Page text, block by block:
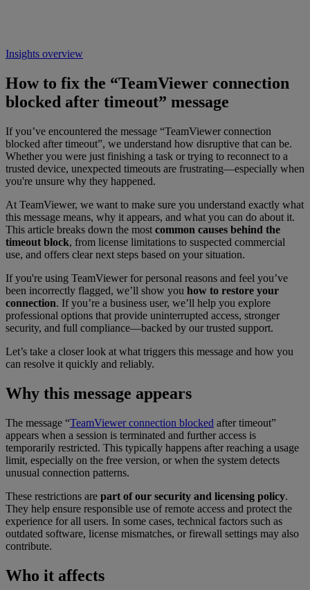
Insights overview
How to fix the “TeamViewer connection
blocked after timeout” message
If you’ve encountered the message “TeamViewer connection
blocked after timeout”, we understand how disruptive that can be.
Whether you were just finishing a task or trying to reconnect to a
trusted device, unexpected timeouts are frustrating—especially when
you're unsure why they happened.
At TeamViewer, we want to make sure you understand exactly what
this message means, why it appears, and what you can do about it.
This article breaks down the most common causes behind the
timeout block, from license limitations to suspected commercial
use, and offers clear next steps based on your situation.
If you're using TeamViewer for personal reasons and feel you’ve
been incorrectly flagged, we’ll show you how to restore your
connection. If you’re a business user, we’ll help you explore
professional options that provide uninterrupted access, stronger
security, and full compliance—backed by our trusted support.
Let’s take a closer look at what triggers this message and how you
can resolve it quickly and reliably.
Why this message appears
The message “TeamViewer connection blocked after timeout”
appears when a session is terminated and further access is
temporarily restricted. This typically happens after reaching a usage
limit, especially on the free version, or when the system detects
unusual connection patterns.
These restrictions are part of our security and licensing policy.
They help ensure responsible use of remote access and protect the
experience for all users. In some cases, technical factors such as
outdated software, license mismatches, or firewall settings may also
contribute.
Who it affects